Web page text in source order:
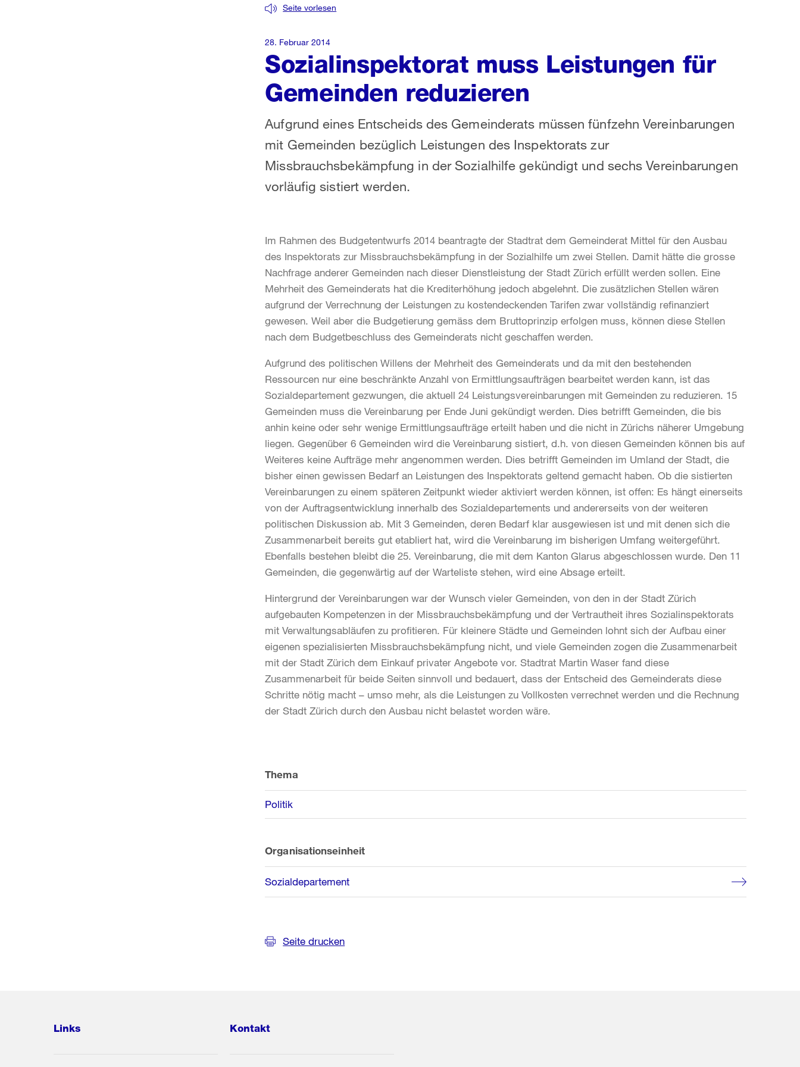
Sozialinspektorat muss Leistungen für
Gemeinden reduzieren
Seite vorlesen
Aufgrund eines Entscheids des Gemeinderats müssen fünfzehn Vereinbarungen
mit Gemeinden bezüglich Leistungen des Inspektorats zur
Missbrauchsbekämpfung in der Sozialhilfe gekündigt und sechs Vereinbarungen
vorläufig sistiert werden.
28. Februar 2014
Im Rahmen des Budgetentwurfs 2014 beantragte der Stadtrat dem Gemeinderat Mittel für den Ausbau
des Inspektorats zur Missbrauchsbekämpfung in der Sozialhilfe um zwei Stellen. Damit hätte die grosse
Nachfrage anderer Gemeinden nach dieser Dienstleistung der Stadt Zürich erfüllt werden sollen. Eine
Mehrheit des Gemeinderats hat die Krediterhöhung jedoch abgelehnt. Die zusätzlichen Stellen wären
aufgrund der Verrechnung der Leistungen zu kostendeckenden Tarifen zwar vollständig refinanziert
gewesen. Weil aber die Budgetierung gemäss dem Bruttoprinzip erfolgen muss, können diese Stellen
nach dem Budgetbeschluss des Gemeinderats nicht geschaffen werden.
Aufgrund des politischen Willens der Mehrheit des Gemeinderats und da mit den bestehenden
Ressourcen nur eine beschränkte Anzahl von Ermittlungsaufträgen bearbeitet werden kann, ist das
Sozialdepartement gezwungen, die aktuell 24 Leistungsvereinbarungen mit Gemeinden zu reduzieren. 15
Gemeinden muss die Vereinbarung per Ende Juni gekündigt werden. Dies betrifft Gemeinden, die bis
anhin keine oder sehr wenige Ermittlungsaufträge erteilt haben und die nicht in Zürichs näherer Umgebung
liegen. Gegenüber 6 Gemeinden wird die Vereinbarung sistiert, d.h. von diesen Gemeinden können bis auf
Weiteres keine Aufträge mehr angenommen werden. Dies betrifft Gemeinden im Umland der Stadt, die
bisher einen gewissen Bedarf an Leistungen des Inspektorats geltend gemacht haben. Ob die sistierten
Vereinbarungen zu einem späteren Zeitpunkt wieder aktiviert werden können, ist offen: Es hängt einerseits
von der Auftragsentwicklung innerhalb des Sozialdepartements und andererseits von der weiteren
politischen Diskussion ab. Mit 3 Gemeinden, deren Bedarf klar ausgewiesen ist und mit denen sich die
Zusammenarbeit bereits gut etabliert hat, wird die Vereinbarung im bisherigen Umfang weitergeführt.
Ebenfalls bestehen bleibt die 25. Vereinbarung, die mit dem Kanton Glarus abgeschlossen wurde. Den 11
Gemeinden, die gegenwärtig auf der Warteliste stehen, wird eine Absage erteilt.
Hintergrund der Vereinbarungen war der Wunsch vieler Gemeinden, von den in der Stadt Zürich
aufgebauten Kompetenzen in der Missbrauchsbekämpfung und der Vertrautheit ihres Sozialinspektorats
mit Verwaltungsabläufen zu profitieren. Für kleinere Städte und Gemeinden lohnt sich der Aufbau einer
eigenen spezialisierten Missbrauchsbekämpfung nicht, und viele Gemeinden zogen die Zusammenarbeit
mit der Stadt Zürich dem Einkauf privater Angebote vor. Stadtrat Martin Waser fand diese
Zusammenarbeit für beide Seiten sinnvoll und bedauert, dass der Entscheid des Gemeinderats diese
Schritte nötig macht – umso mehr, als die Leistungen zu Vollkosten verrechnet werden und die Rechnung
der Stadt Zürich durch den Ausbau nicht belastet worden wäre.
Informationen
Thema
Politik
Organisationseinheit
Sozialdepartement
Seite drucken
Links Kontakt